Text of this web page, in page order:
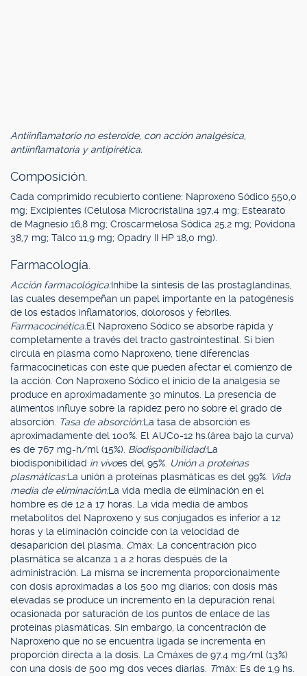
Antiinflamatorio no esteroide, con acción analgésica,
antiinflamatoria y antipirética.
Composición.
Cada comprimido recubierto contiene: Naproxeno Sódico 550,0
mg; Excipientes (Celulosa Microcristalina 197,4 mg; Estearato
de Magnesio 16,8 mg; Croscarmelosa Sódica 25,2 mg; Povidona
38,7 mg; Talco 11,9 mg; Opadry II HP 18,0 mg).
Farmacología.
Acción farmacológica:Inhibe la síntesis de las prostaglandinas,
las cuales desempeñan un papel importante en la patogénesis
de los estados inflamatorios, dolorosos y febriles.
Farmacocinética:El Naproxeno Sódico se absorbe rápida y
completamente a través del tracto gastrointestinal. Si bien
circula en plasma como Naproxeno, tiene diferencias
farmacocinéticas con éste que pueden afectar el comienzo de
la acción. Con Naproxeno Sódico el inicio de la analgesia se
produce en aproximadamente 30 minutos. La presencia de
alimentos influye sobre la rapidez pero no sobre el grado de
absorción. Tasa de absorción:La tasa de absorción es
aproximadamente del 100%. El AUC0-12 hs.(área bajo la curva)
es de 767 mg-h/ml (15%). Biodisponibilidad:La
biodisponibilidad in vivoes del 95%. Unión a proteínas
plasmáticas:La unión a proteínas plasmáticas es del 99%. Vida
media de eliminación:La vida media de eliminación en el
hombre es de 12 a 17 horas. La vida media de ambos
metabolitos del Naproxeno y sus conjugados es inferior a 12
horas y la eliminación coincide con la velocidad de
desaparición del plasma. Cmáx: La concentración pico
plasmática se alcanza 1 a 2 horas después de la
administración. La misma se incrementa proporcionalmente
con dosis aproximadas a los 500 mg diarios; con dosis más
elevadas se produce un incremento en la depuración renal
ocasionada por saturación de los puntos de enlace de las
proteínas plasmáticas. Sin embargo, la concentración de
Naproxeno que no se encuentra ligada se incrementa en
proporción directa a la dosis. La Cmáxes de 97.4 mg/ml (13%)
con una dosis de 500 mg dos veces diarias. Tmáx: Es de 1,9 hs.